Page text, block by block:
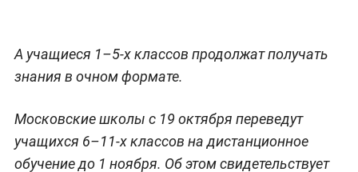
А учащиеся 1–5-х классов продолжат получать
знания в очном формате.
Московские школы с 19 октября переведут
учащихся 6–11-х классов на дистанционное
обучение до 1 ноября. Об этом свидетельствует